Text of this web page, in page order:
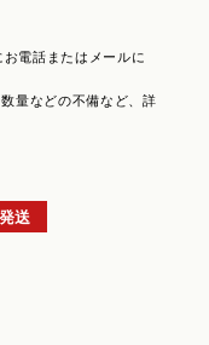
電話またはメールに
量などの不備など、詳
送